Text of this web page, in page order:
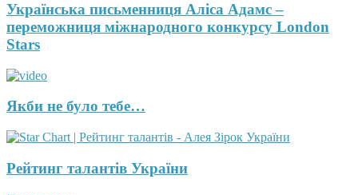
Українська письменниця Аліса Адамс –
переможниця міжнародного конкурсу London
Stars
Якби не було тебе…
Рейтинг талантів України